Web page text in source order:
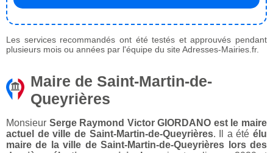
Les services recommandés ont été testés et approuvés pendant
plusieurs mois ou années par l'équipe du site Adresses-Mairies.fr.
Maire de Saint-Martin-de-
Queyrières
Monsieur Serge Raymond Victor GIORDANO est le maire
actuel de ville de Saint-Martin-de-Queyrières. Il a été élu
maire de la ville de Saint-Martin-de-Queyrières lors des